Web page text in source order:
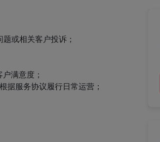
或相关客户投诉；
满意度；
据服务协议履行日常运营；